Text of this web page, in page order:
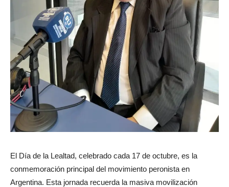
El Día de la Lealtad, celebrado cada 17 de octubre, es la
conmemoración principal del movimiento peronista en
Argentina. Esta jornada recuerda la masiva movilización